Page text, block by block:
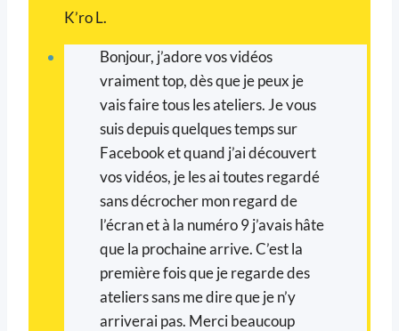
K’ro L.
Bonjour, j’adore vos vidéos
vraiment top, dès que je peux je
vais faire tous les ateliers. Je vous
suis depuis quelques temps sur
Facebook et quand j’ai découvert
vos vidéos, je les ai toutes regardé
sans décrocher mon regard de
l’écran et à la numéro 9 j’avais hâte
que la prochaine arrive. C’est la
première fois que je regarde des
ateliers sans me dire que je n’y
arriverai pas. Merci beaucoup